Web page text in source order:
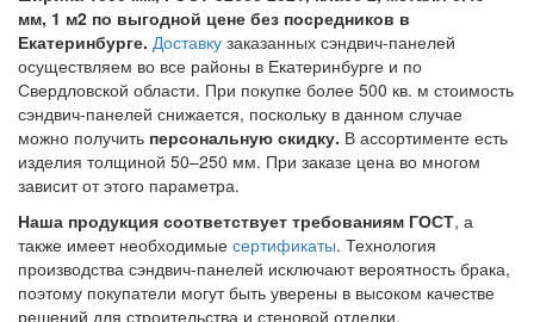
мм, 1 м2 по выгодной цене без посредников в
Екатеринбурге. Доставку заказанных сэндвич-панелей
осуществляем во все районы в Екатеринбурге и по
Свердловской области. При покупке более 500 кв. м стоимость
сэндвич-панелей снижается, поскольку в данном случае
можно получить персональную скидку. В ассортименте есть
изделия толщиной 50–250 мм. При заказе цена во многом
зависит от этого параметра.
Наша продукция соответствует требованиям ГОСТ, а
также имеет необходимые сертификаты. Технология
производства сэндвич-панелей исключают вероятность брака,
поэтому покупатели могут быть уверены в высоком качестве
решений для строительства и стеновой отделки.